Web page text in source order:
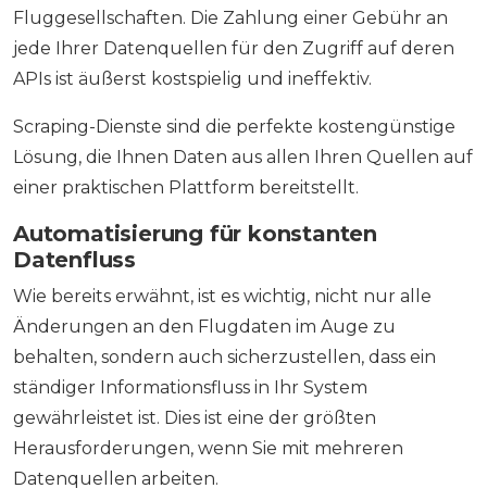
Fluggesellschaften. Die Zahlung einer Gebühr an
jede Ihrer Datenquellen für den Zugriff auf deren
APIs ist äußerst kostspielig und ineffektiv.
Scraping-Dienste sind die perfekte kostengünstige
Lösung, die Ihnen Daten aus allen Ihren Quellen auf
einer praktischen Plattform bereitstellt.
Automatisierung für konstanten
Datenfluss
Wie bereits erwähnt, ist es wichtig, nicht nur alle
Änderungen an den Flugdaten im Auge zu
behalten, sondern auch sicherzustellen, dass ein
ständiger Informationsfluss in Ihr System
gewährleistet ist. Dies ist eine der größten
Herausforderungen, wenn Sie mit mehreren
Datenquellen arbeiten.